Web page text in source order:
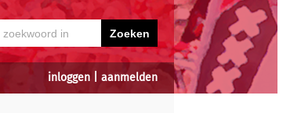
inloggen aanmelden